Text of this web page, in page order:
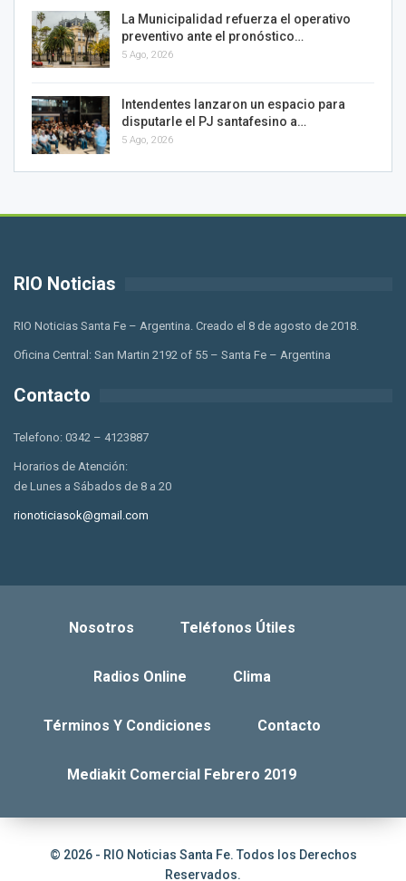
La Municipalidad refuerza el operativo
preventivo ante el pronóstico…
5 Ago, 2026
Intendentes lanzaron un espacio para
disputarle el PJ santafesino a…
5 Ago, 2026
RIO Noticias
RIO Noticias Santa Fe – Argentina. Creado el 8 de agosto de 2018.
Oficina Central: San Martin 2192 of 55 – Santa Fe – Argentina
Contacto
Telefono: 0342 – 4123887
Horarios de Atención:
de Lunes a Sábados de 8 a 20
rionoticiasok@gmail.com
Nosotros Teléfonos Útiles
Radios Online Clima
Términos Y Condiciones Contacto
Mediakit Comercial Febrero 2019
© 2026 - RIO Noticias Santa Fe. Todos los Derechos
Reservados.